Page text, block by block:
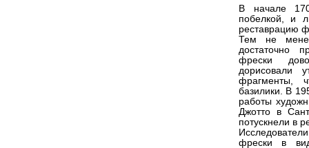
В начале
побелкой, и
реставрацию
Тем не
достаточно
фрески
дорисовали
фрагменты,
базилики. В
работы
Джотто в
потускнели в
фрески в